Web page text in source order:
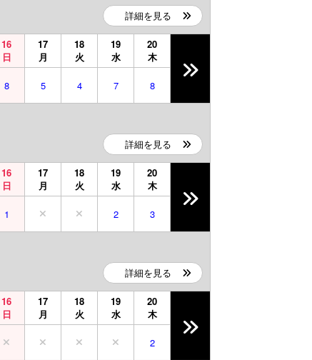
詳細を見る
16
日
17
月
18
火
19
水
20
木
8 5 4 7 8
詳細を見る
16
日
17
月
18
火
19
水
20
木
1 2 3
詳細を見る
16
日
17
月
18
火
19
水
20
木
2